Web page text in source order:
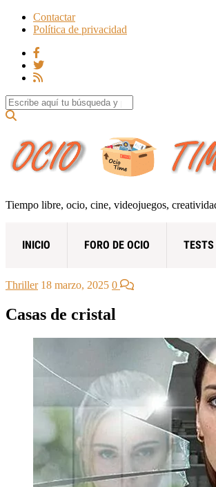
Contactar
Política de privacidad
Search for:
Tiempo libre, ocio, cine, videojuegos,
INICIO FORO DE OCIO TESTS
Thriller 18 marzo, 2025 0
Casas de cristal